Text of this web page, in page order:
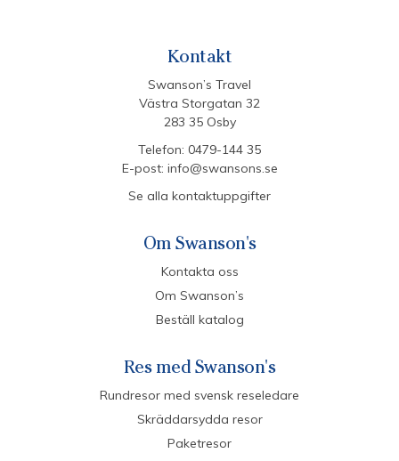
Kontakt
Swanson’s Travel
Västra Storgatan 32
283 35 Osby
Telefon: 0479-144 35
E-post: info@swansons.se
Se alla kontaktuppgifter
Om Swanson's
Kontakta oss
Om Swanson’s
Beställ katalog
Res med Swanson's
Rundresor med svensk reseledare
Skräddarsydda resor
Paketresor